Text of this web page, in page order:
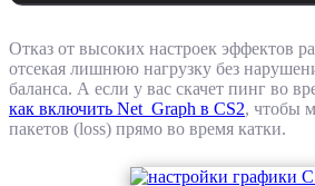
Отказ от высоких настроек эффектов
отсекая лишнюю нагрузку без
баланса. А если у вас скачет пинг во
как включить Net_Graph в CS2, чтобы
пакетов (loss) прямо во время катки.